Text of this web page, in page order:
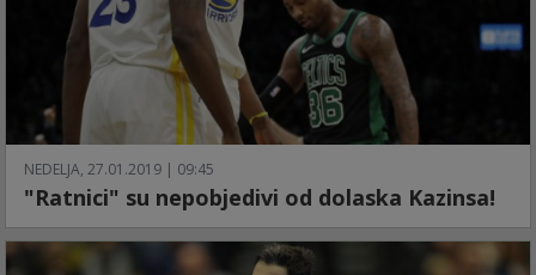
NEDELJA, 27.01.2019 | 09:45
"Ratnici" su nepobjedivi od dolaska Kazinsa!